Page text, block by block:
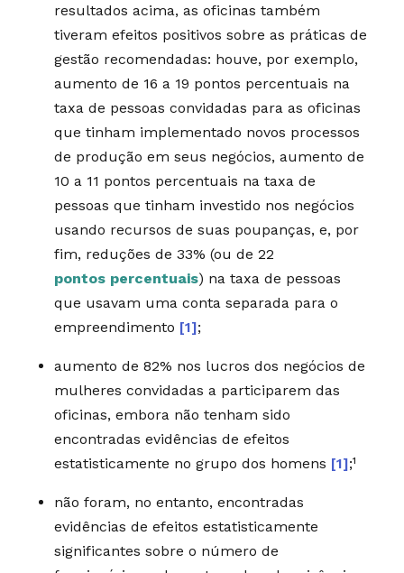
resultados acima, as oficinas também
tiveram efeitos positivos sobre as práticas de
gestão recomendadas: houve, por exemplo,
aumento de 16 a 19 pontos percentuais na
taxa de pessoas convidadas para as oficinas
que tinham implementado novos processos
de produção em seus negócios, aumento de
10 a 11 pontos percentuais na taxa de
pessoas que tinham investido nos negócios
usando recursos de suas poupanças, e, por
fim, reduções de 33% (ou de 22
pontos percentuais) na taxa de pessoas
que usavam uma conta separada para o
empreendimento [1];
aumento de 82% nos lucros dos negócios de
mulheres convidadas a participarem das
oficinas, embora não tenham sido
encontradas evidências de efeitos
estatisticamente no grupo dos homens [1];¹
não foram, no entanto, encontradas
evidências de efeitos estatisticamente
significantes sobre o número de